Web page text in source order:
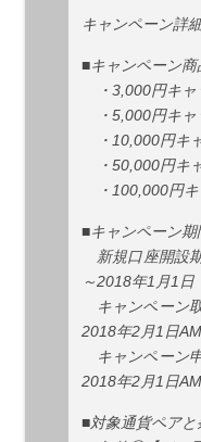
キャンペーン詳
■キャンペーン商
・3,000円キャ
・5,000円キャ
・10,000円キ
・50,000円キ
・100,000円キ
■キャンペーン期
新規口座開設
～2018年1月1日
キャンペーン
2018年2月1日
キャンペーン
2018年2月1日
■対象通貨ペアと